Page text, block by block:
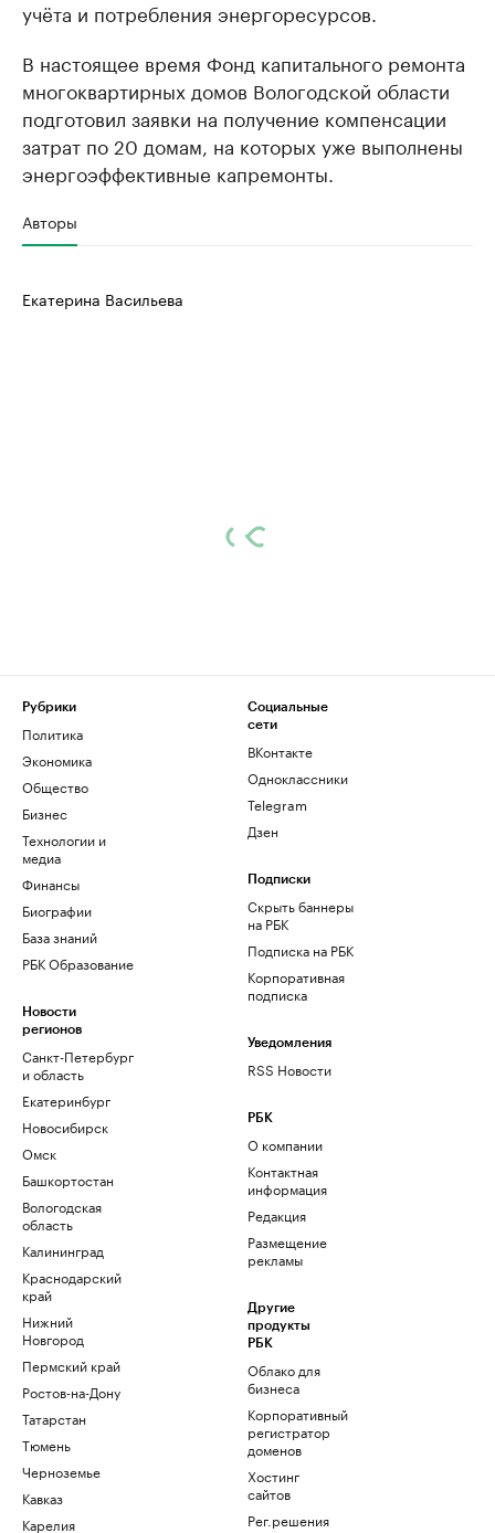
учёта и потребления энергоресурсов.
В настоящее время Фонд капитального ремонта
многоквартирных домов Вологодской области
подготовил заявки на получение компенсации
затрат по 20 домам, на которых уже выполнены
энергоэффективные капремонты.
Авторы
Екатерина Васильева
Рубрики
Политика
Экономика
Общество
Бизнес
Технологии и
медиа
Финансы
Биографии
База знаний
РБК Образование
Новости
регионов
Санкт-Петербург
и область
Екатеринбург
Новосибирск
Омск
Башкортостан
Вологодская
область
Калининград
Краснодарский
край
Нижний
Новгород
Пермский край
Ростов-на-Дону
Татарстан
Тюмень
Черноземье
Кавказ
Карелия
Социальные
сети
ВКонтакте
Одноклассники
Telegram
Дзен
Подписки
Скрыть баннеры
на РБК
Подписка на РБК
Корпоративная
подписка
Уведомления
RSS Новости
РБК
О компании
Контактная
информация
Редакция
Размещение
рекламы
Другие
продукты
РБК
Облако для
бизнеса
Корпоративный
регистратор
доменов
Хостинг
сайтов
Рег.решения